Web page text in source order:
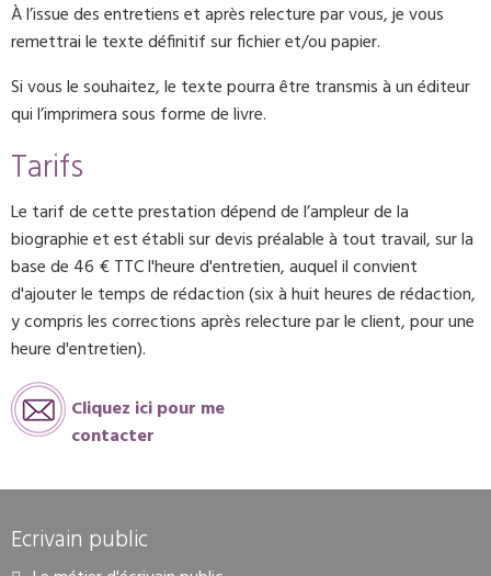
À l’issue des entretiens et après relecture par vous, je vous
remettrai le texte définitif sur fichier et/ou papier.
Si vous le souhaitez, le texte pourra être transmis à un éditeur
qui l’imprimera sous forme de livre.
Tarifs
Le tarif de cette prestation dépend de l’ampleur de la
biographie et est établi sur devis préalable à tout travail, sur la
base de 46 € TTC l'heure d'entretien, auquel il convient
d'ajouter le temps de rédaction (six à huit heures de rédaction,
y compris les corrections après relecture par le client, pour une
heure d'entretien).
Cliquez ici pour me
contacter
Ecrivain public